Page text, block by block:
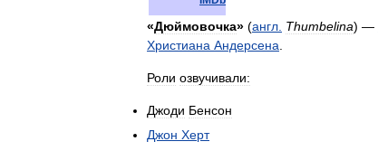
«Дюймовочка» (англ Thumbelina) —
Христиана Андерсена
Роли озвучивали:
Джоди Бенсон
Джон Херт